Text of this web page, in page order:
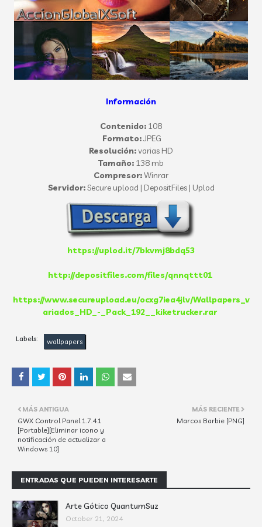
Información
Contenido: 108
Formato:JPEG
Resolución:varias HD
Tamaño: 138 mb
Compresor:Winrar
Servidor:Secure upload | DepositFiles | Uplod
https://uplod.it/7bkvmj8bdq53
http://depositfiles.com/files/qnnqttt01
https://www.secureupload.eu/ocxg7iea4jlv/Wallpapers_v
ariados_HD_-_Pack_192__kiketrucker.rar
Labels: wallpapers
MÁS RECIENTE
Marcos Barbie [PNG]
MÁS ANTIGUA
GWX Control Panel 1.7.4.1
[Portable][Eliminar icono y
notificación de actualizar a
Windows 10]
ENTRADAS QUE PUEDEN INTERESARTE
Arte Gótico QuantumSuz
October 21, 2024